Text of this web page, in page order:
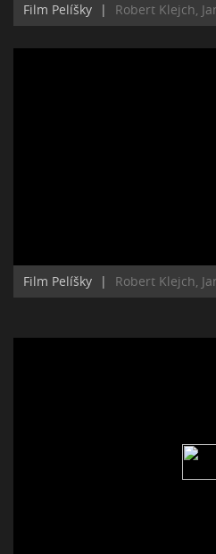
Film Pelíšky | Robert Klejch,
Film Pelíšky | Robert Klejch,